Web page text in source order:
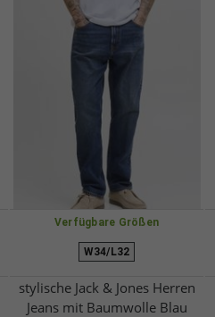
Verfügbare Größen
W34/L32
stylische Jack & Jones Herren
Jeans mit Baumwolle Blau